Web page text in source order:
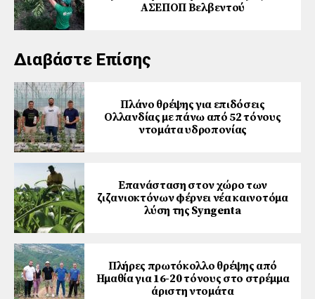
ΑΣΕΠΟΠ Βελβεντού
Διαβάστε Επίσης
Πλάνο θρέψης για επιδόσεις
Ολλανδίας με πάνω από 52 τόνους
ντομάτα υδροπονίας
Επανάσταση στον χώρο των
ζιζανιοκτόνων φέρνει νέα καινοτόμα
λύση της Syngenta
Πλήρες πρωτόκολλο θρέψης από
Ημαθία για 16-20 τόνους στο στρέμμα
άριστη ντομάτα